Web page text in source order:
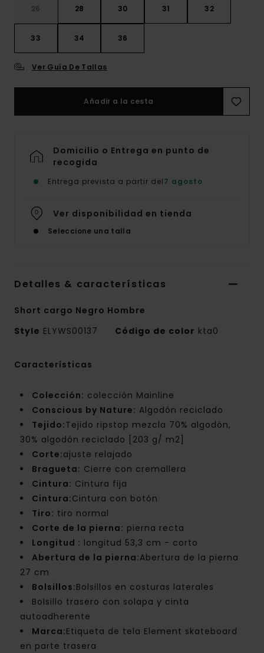
26 28 30 31 32
33 34 36
Ver Guía De Tallas
Añadir a la cesta
Domicilio o Entrega en punto de
recogida
Entrega prevista a partir del7 agosto
Ver disponibilidad en tienda
Seleccione una talla
Detalles & características
Short cargo Negro Hombre
Style ELYWS00137 Código de color kta0
Características
Colección: colección Mainline
Conscious by Nature: Algodón reciclado
Tejido:Tejido ripstop mezcla 70% algodón,
30% algodón reciclado [203 g/ m2]
Corte:ajuste relajado
Bragueta: Cierre con cremallera
Cintura: Cintura fija
Cintura:Cintura con botón
Tiro: tiro normal
Corte de la pierna: pierna recta
Longitud : longitud 53,3 cm - corto
Abertura de la pierna:Abertura de la pierna
27 cm
Bolsillos:Bolsillos en costuras laterales
Bolsillo trasero con solapa y cinta
autoadherente
Marca:Etiqueta de tela Element skateboard
en parte trasera